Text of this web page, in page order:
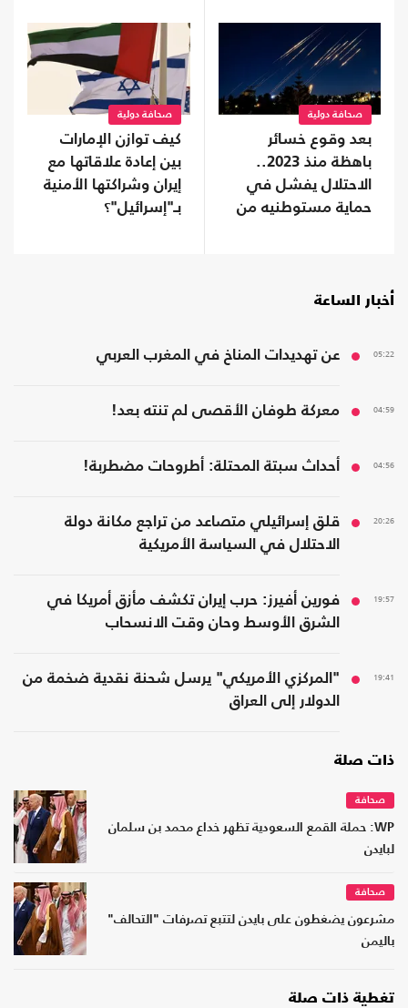
صحافة دولية
بعد وقوع خسائر
باهظة منذ 2023..
الاحتلال يفشل في
حماية مستوطنيه من
صحافة دولية
كيف توازن الإمارات
بين إعادة علاقاتها مع
إيران وشراكتها الأمنية
بـ"إسرائيل"؟
أخبار الساعة
05:22 عن تهديدات المناخ في المغرب العربي
04:59 معركة طوفان الأقصى لم تنته بعد!
04:56 أحداث سبتة المحتلة: أطروحات مضطربة!
20:26
قلق إسرائيلي متصاعد من تراجع مكانة دولة
الاحتلال في السياسة الأمريكية
19:57
فورين أفيرز: حرب إيران تكشف مأزق أمريكا في
الشرق الأوسط وحان وقت الانسحاب
19:41
"المركزي الأمريكي" يرسل شحنة نقدية ضخمة من
الدولار إلى العراق
ذات صلة
صحافة
WP: حملة القمع السعودية تظهر خداع محمد بن سلمان
لبايدن
صحافة
مشرعون يضغطون على بايدن لتتبع تصرفات "التحالف"
باليمن
تغطية ذات صلة